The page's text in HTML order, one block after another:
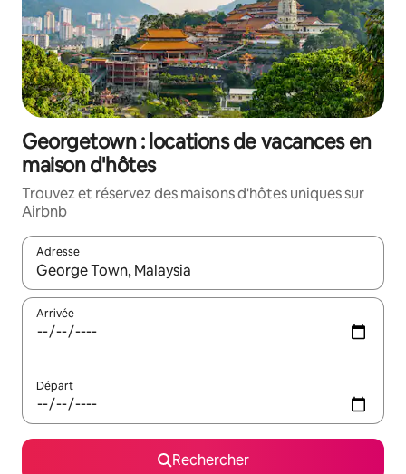
Georgetown : locations de vacances en
maison d'hôtes
Trouvez et réservez des maisons d'hôtes uniques sur
Airbnb
Adresse
Lorsque les résultats s'affichent, utilisez les flèches vers le
Arrivée
Départ
Rechercher